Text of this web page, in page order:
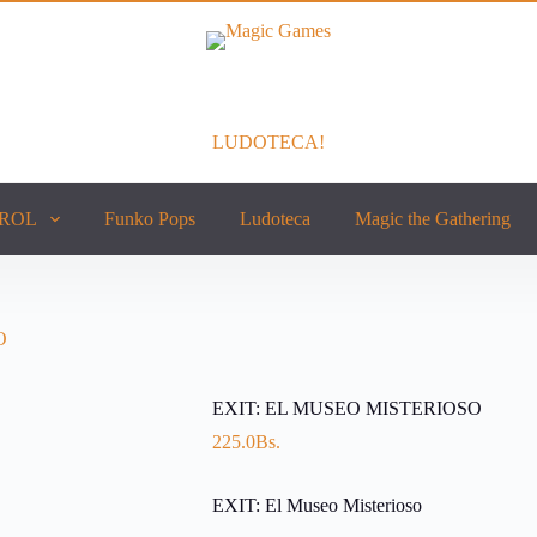
LUDOTECA!
Funko Pops Ludoteca Magic the Gathering
EXIT: EL MUSEO MISTERIOSO
225.0Bs.
EXIT: El Museo Misterioso